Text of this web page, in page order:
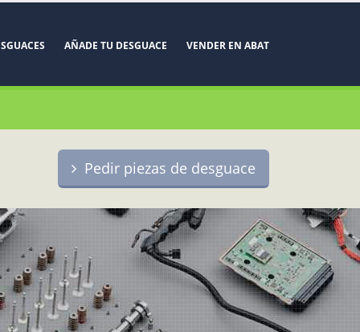
AÑADE TU DESGUACE VENDER EN ABAT
Pedir piezas de desguace